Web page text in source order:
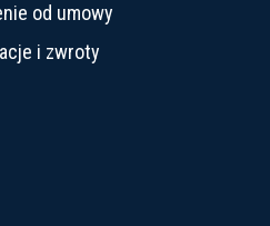
od umowy
i zwroty